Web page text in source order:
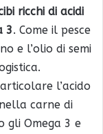
ricchi di acidi
3. Come il pesce
e l’olio di semi
l’acido
carne di
gli Omega 3 e